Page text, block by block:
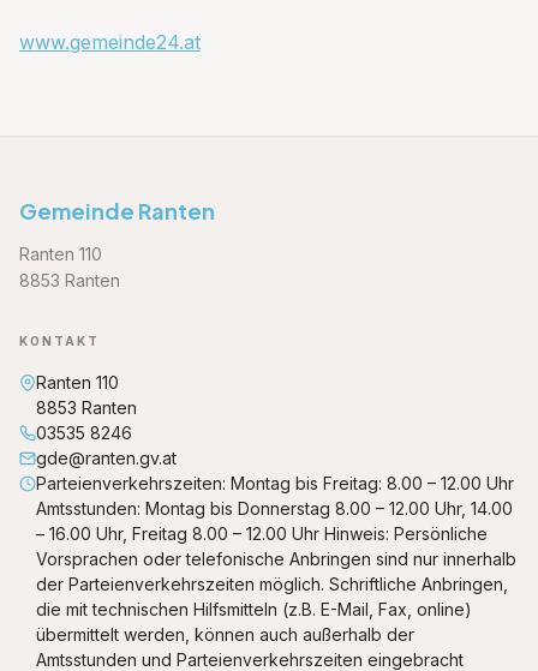
www.gemeinde24.at
Gemeinde Ranten
Ranten 110
8853 Ranten
KONTAKT
Ranten 110
8853 Ranten
03535 8246
gde@ranten.gv.at
Parteienverkehrszeiten: Montag bis Freitag: 8.00 – 12.00 Uhr
Amtsstunden: Montag bis Donnerstag 8.00 – 12.00 Uhr, 14.00
– 16.00 Uhr, Freitag 8.00 – 12.00 Uhr Hinweis: Persönliche
Vorsprachen oder telefonische Anbringen sind nur innerhalb
der Parteienverkehrszeiten möglich. Schriftliche Anbringen,
die mit technischen Hilfsmitteln (z.B. E-Mail, Fax, online)
übermittelt werden, können auch außerhalb der
Amtsstunden und Parteienverkehrszeiten eingebracht